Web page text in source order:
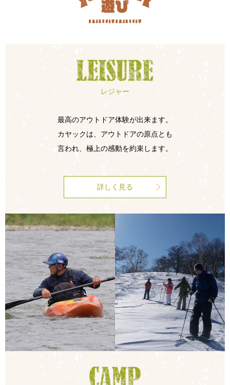
レジャー
最高のアウトドア体験が出来ます。
カヤックは、アウトドアの原点とも
言われ、極上の感動を約束します。
詳しく見る